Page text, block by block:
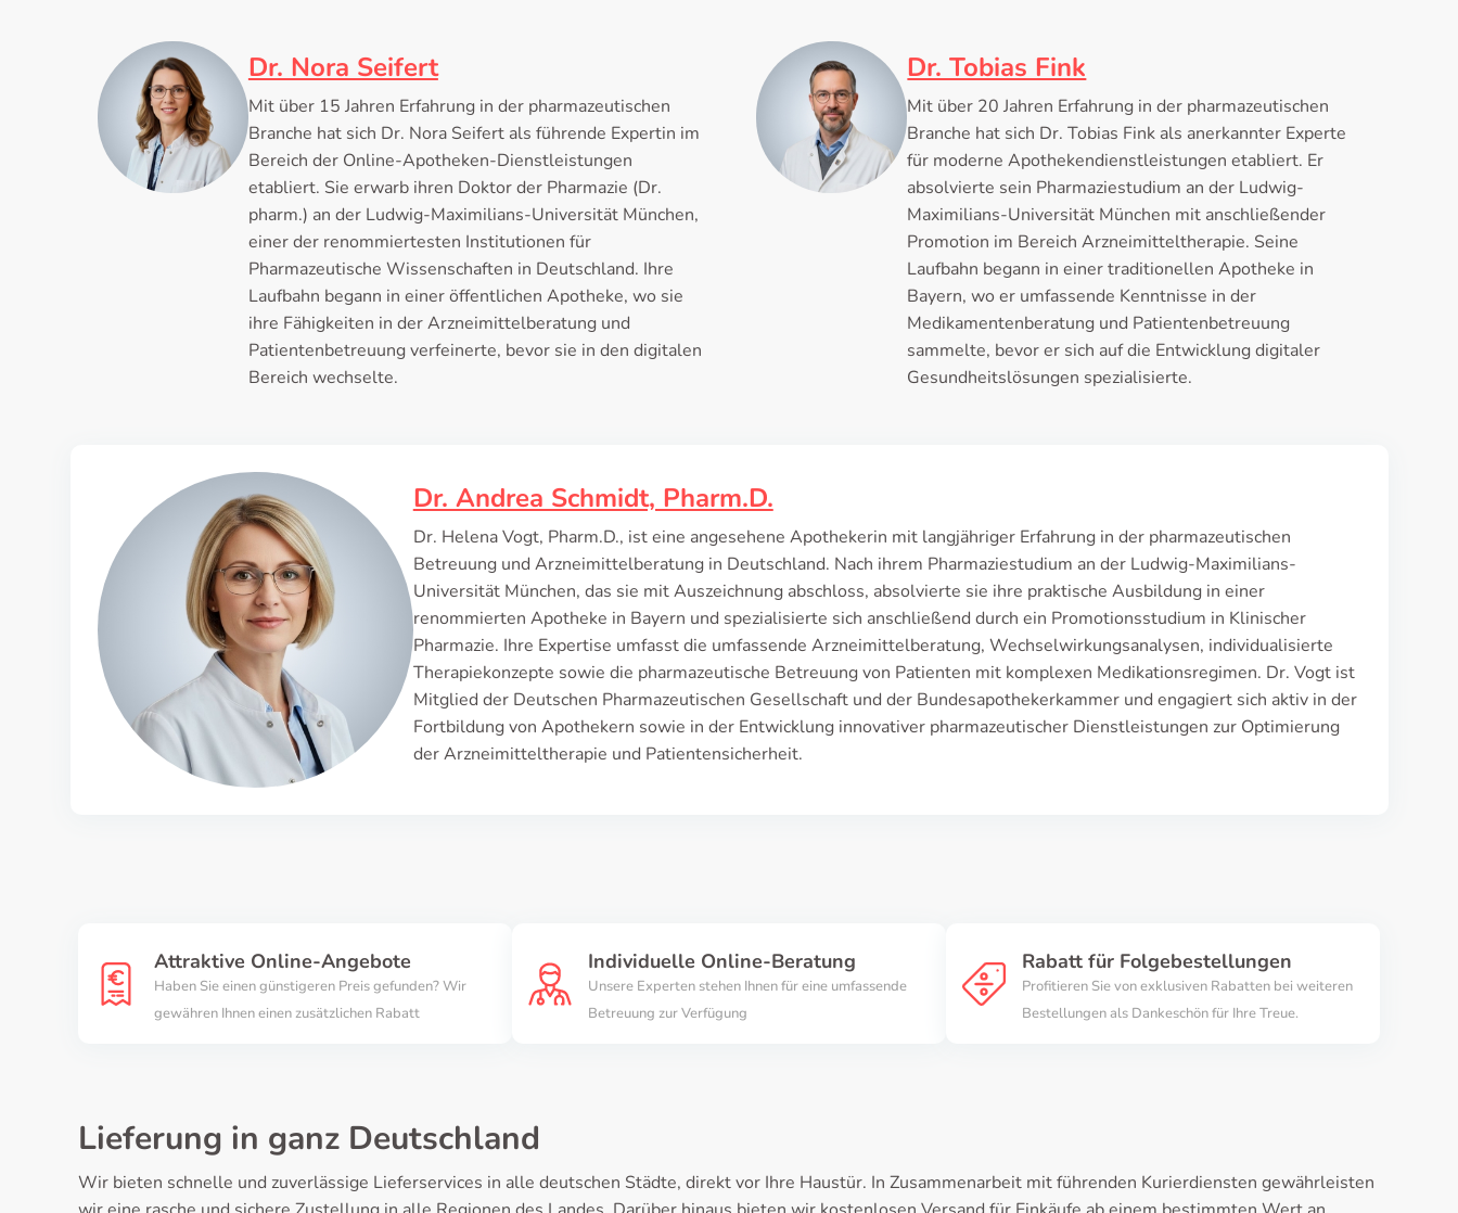
Dr. Nora Seifert
Mit über 15 Jahren Erfahrung in der pharmazeutischen
Branche hat sich Dr. Nora Seifert als führende Expertin im
Bereich der Online-Apotheken-Dienstleistungen
etabliert. Sie erwarb ihren Doktor der Pharmazie (Dr.
pharm.) an der Ludwig-Maximilians-Universität München,
einer der renommiertesten Institutionen für
Pharmazeutische Wissenschaften in Deutschland. Ihre
Laufbahn begann in einer öffentlichen Apotheke, wo sie
ihre Fähigkeiten in der Arzneimittelberatung und
Patientenbetreuung verfeinerte, bevor sie in den digitalen
Bereich wechselte.
Dr. Tobias Fink
Mit über 20 Jahren Erfahrung in der pharmazeutischen
Branche hat sich Dr. Tobias Fink als anerkannter Experte
für moderne Apothekendienstleistungen etabliert. Er
absolvierte sein Pharmaziestudium an der Ludwig-
Maximilians-Universität München mit anschließender
Promotion im Bereich Arzneimitteltherapie. Seine
Laufbahn begann in einer traditionellen Apotheke in
Bayern, wo er umfassende Kenntnisse in der
Medikamentenberatung und Patientenbetreuung
sammelte, bevor er sich auf die Entwicklung digitaler
Gesundheitslösungen spezialisierte.
Dr. Andrea Schmidt, Pharm.D.
Dr. Helena Vogt, Pharm.D., ist eine angesehene Apothekerin mit langjähriger Erfahrung in der pharmazeutischen
Betreuung und Arzneimittelberatung in Deutschland. Nach ihrem Pharmaziestudium an der Ludwig-Maximilians-
Universität München, das sie mit Auszeichnung abschloss, absolvierte sie ihre praktische Ausbildung in einer
renommierten Apotheke in Bayern und spezialisierte sich anschließend durch ein Promotionsstudium in Klinischer
Pharmazie. Ihre Expertise umfasst die umfassende Arzneimittelberatung, Wechselwirkungsanalysen, individualisierte
Therapiekonzepte sowie die pharmazeutische Betreuung von Patienten mit komplexen Medikationsregimen. Dr. Vogt ist
Mitglied der Deutschen Pharmazeutischen Gesellschaft und der Bundesapothekerkammer und engagiert sich aktiv in der
Fortbildung von Apothekern sowie in der Entwicklung innovativer pharmazeutischer Dienstleistungen zur Optimierung
der Arzneimitteltherapie und Patientensicherheit.
Attraktive Online-Angebote
Haben Sie einen günstigeren Preis gefunden? Wir
gewähren Ihnen einen zusätzlichen Rabatt
Individuelle Online-Beratung
Unsere Experten stehen Ihnen für eine umfassende
Betreuung zur Verfügung
Rabatt für Folgebestellungen
Profitieren Sie von exklusiven Rabatten bei weiteren
Bestellungen als Dankeschön für Ihre Treue.
Lieferung in ganz Deutschland
Wir bieten schnelle und zuverlässige Lieferservices in alle deutschen Städte, direkt vor Ihre Haustür. In Zusammenarbeit mit führenden Kurierdiensten gewährleisten